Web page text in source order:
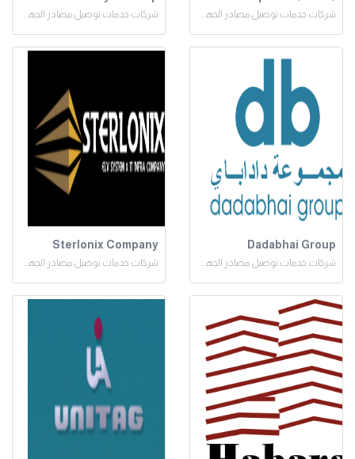
شركات خدمات توصيل مصادر الجهد المنخفض شركات خدمات توصيل مصادر الجهد المنخفض
Sterlonix Company
شركات خدمات توصيل مصادر الجهد المنخفض
Dadabhai Group
شركات خدمات توصيل مصادر الجهد المنخفض